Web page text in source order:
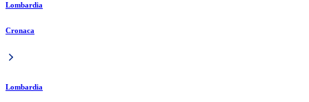
Lombardia
Cronaca
Lombardia